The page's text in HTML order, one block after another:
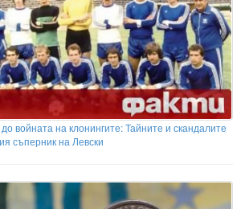
войната на клонингите: Тайните и скандалите
съперник на Левски